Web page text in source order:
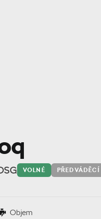
VOLNÉ PŘEDVÁDĚCÍ
Objem